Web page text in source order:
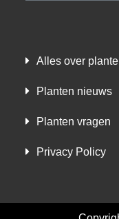
Alles over
Planten nieuws
Planten vragen
Privacy Policy